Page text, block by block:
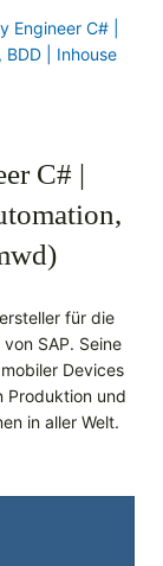
Engineer C# |
BDD | Inhouse
C# |
für die
SAP. Seine
Devices
Produktion und
in aller Welt.